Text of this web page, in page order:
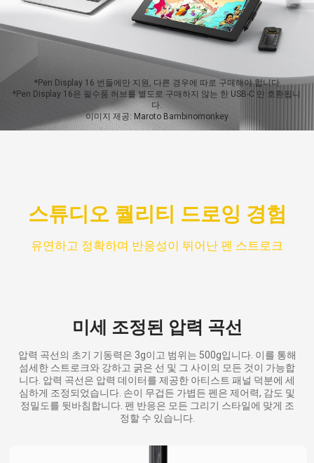
*Pen Display 16 번들에만 지원, 다른 경우에 따로 구매해야 합니다
*Pen Display 16은 필수품 허브를 별도로 구매하지 않는 한 USB-C 만 호환됩니
다.
이미지 제공: Maroto Bambinomonkey
스튜디오 퀄리티 드로잉 경험
유연하고 정확하며 반응성이 뛰어난 펜 스트로크
미세 조정된 압력 곡선
압력 곡선의 초기 기동력은 3g이고 범위는 500g입니다. 이를 통해
섬세한 스트로크와 강하고 굵은 선 및 그 사이의 모든 것이 가능합
니다. 압력 곡선은 압력 데이터를 제공한 아티스트 패널 덕분에 세
심하게 조정되었습니다. 손이 무겁든 가볍든 펜은 제어력, 감도 및
정밀도를 뒷바침합니다. 펜 반응은 모든 그리기 스타일에 맞게 조
정할 수 있습니다.